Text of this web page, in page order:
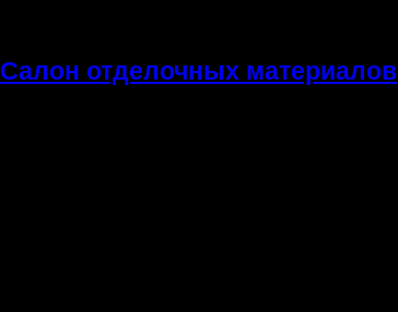
Салон отделочных материалов